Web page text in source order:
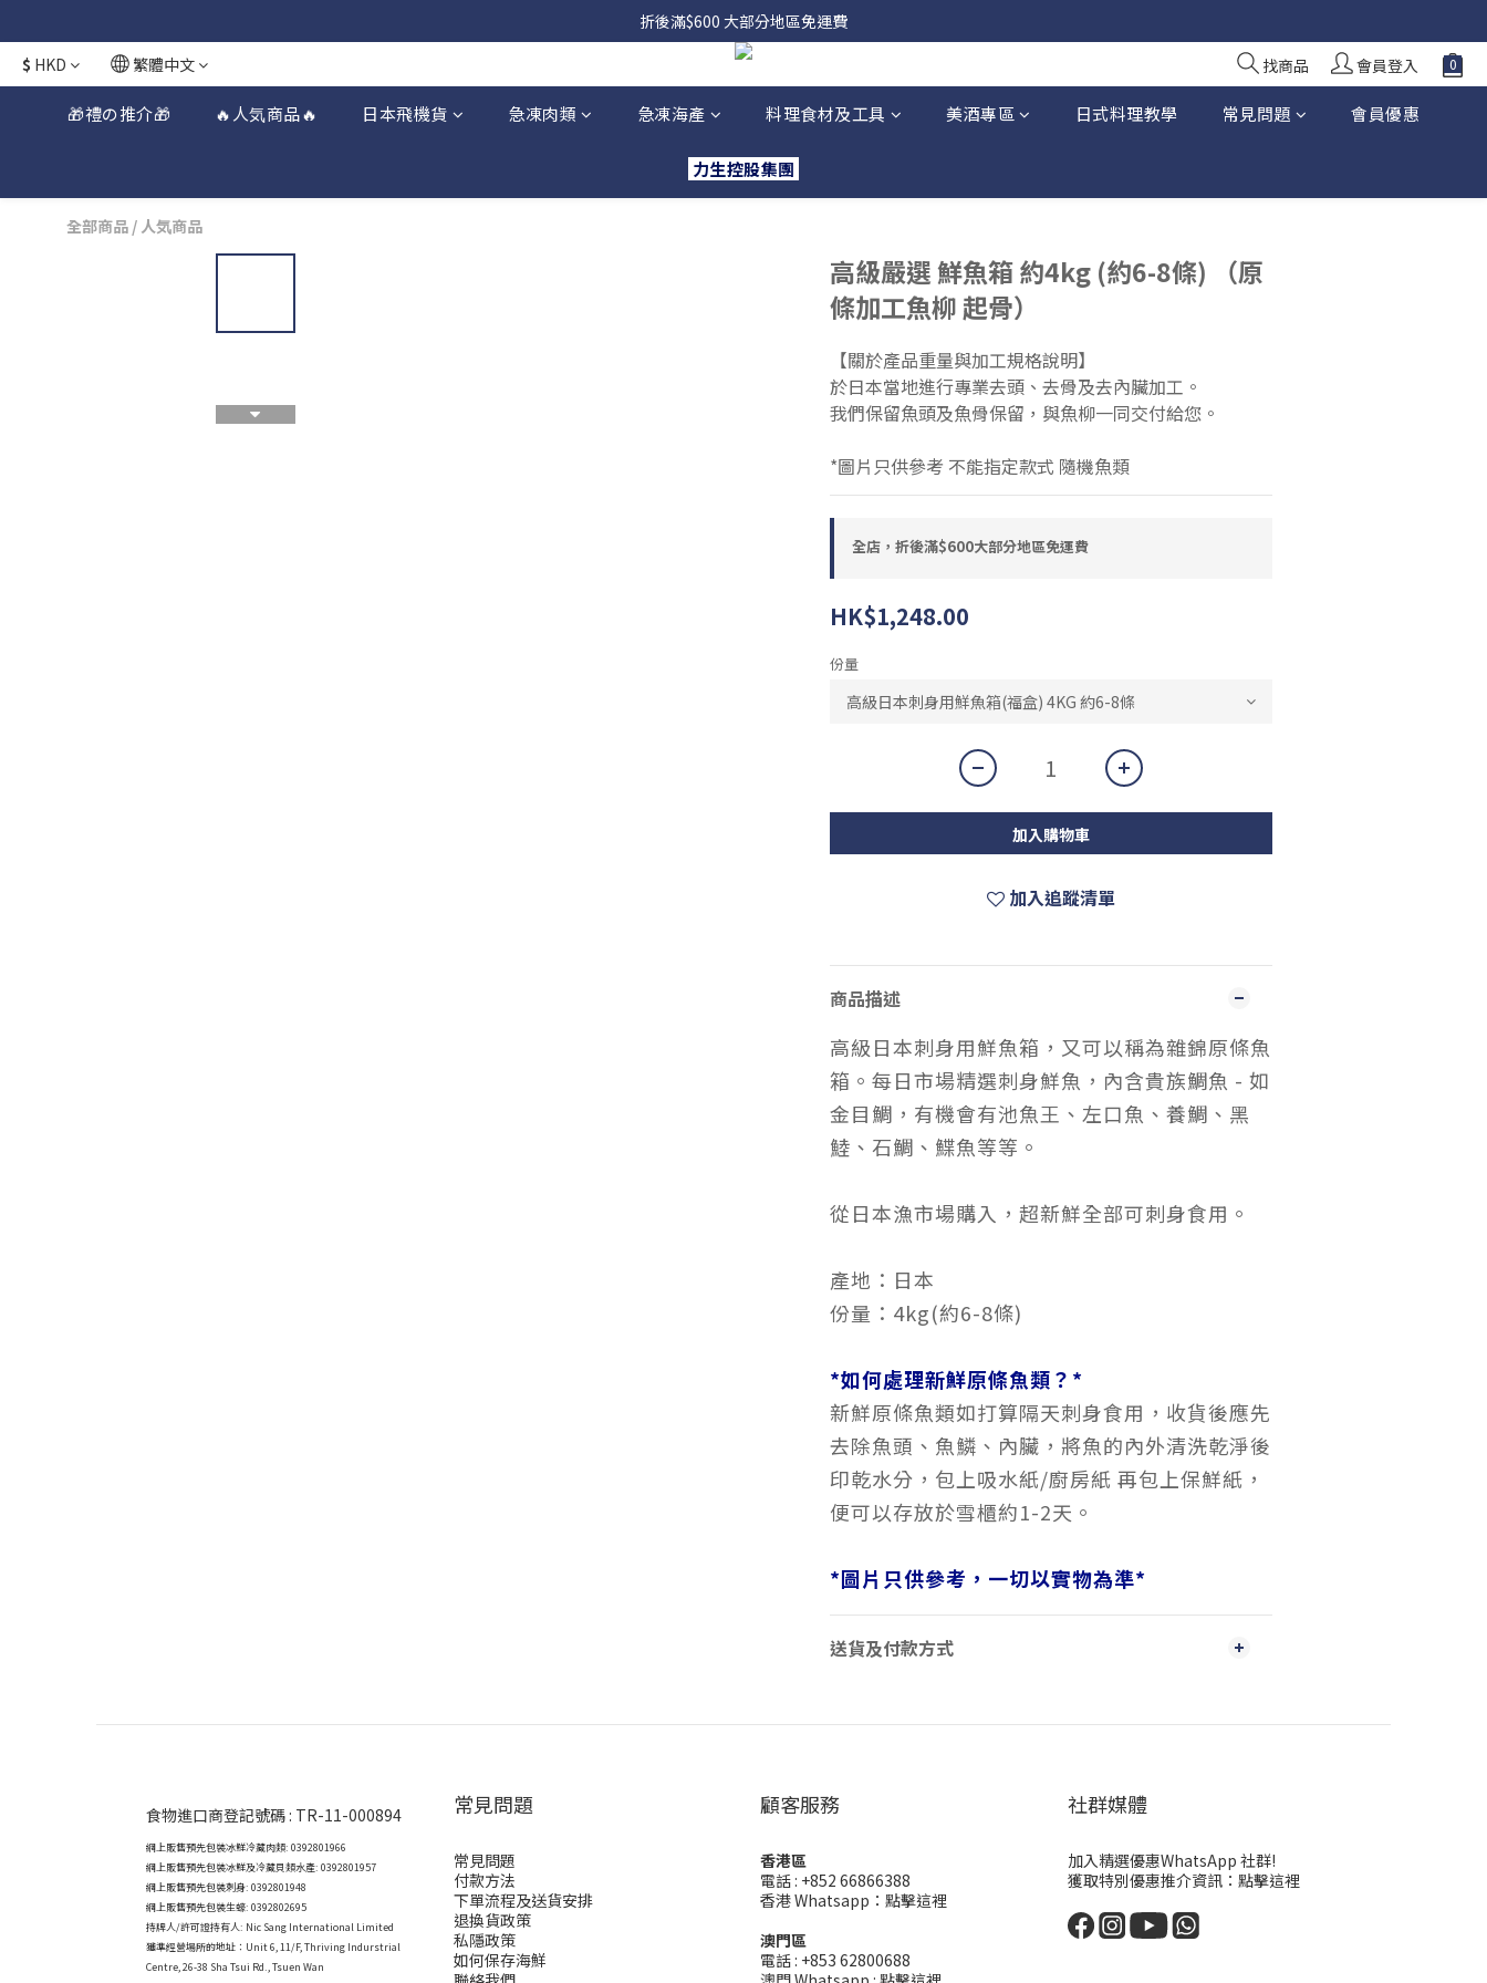
折後滿$600 大部分地區免運費
$ HKD 繁體中文 找商品 會員登入
🎁禮の推介🎁 🔥人気商品🔥 日本飛機貨 急凍肉類 急凍海產 料理食材及工具 美酒專區 日式料理教學 常見問題 會員優惠
力生控股集團
全部商品 / 人気商品
高級嚴選 鮮魚箱 約4kg (約6-8條) （原
條加工魚柳 起骨）
【關於產品重量與加工規格說明】
於日本當地進行專業去頭、去骨及去內臟加工。
我們保留魚頭及魚骨保留，與魚柳一同交付給您。
*圖片只供參考 不能指定款式 隨機魚類
全店，折後滿$600大部分地區免運費
HK$1,248.00
份量
加入購物車
加入追蹤清單
商品描述
高級日本刺身用鮮魚箱，又可以稱為雜錦原條魚
箱。每日市場精選刺身鮮魚，內含貴族鯛魚 - 如
金目鯛，有機會有池魚王、左口魚、養鯛、黑
鯥、石鯛、鰈魚等等。
從日本漁市場購入，超新鮮全部可刺身食用。
產地：日本
份量：4kg(約6-8條)
*如何處理新鮮原條魚類？*
新鮮原條魚類如打算隔天刺身食用，收貨後應先
去除魚頭、魚鱗、內臟，將魚的內外清洗乾淨後
印乾水分，包上吸水紙/廚房紙 再包上保鮮紙，
便可以存放於雪櫃約1-2天。
*圖片只供參考，一切以實物為準*
送貨及付款方式
食物進口商登記號碼 : TR-11-000894
網上販售預先包裝冰鮮冷藏肉類: 0392801966
網上販售預先包裝冰鮮及冷藏貝類水產: 0392801957
網上販售預先包裝刺身: 0392801948
網上販售預先包裝生蠔: 0392802695
持牌人/許可證持有人: Nic Sang International Limited
獲準經營場所的地址： Unit 6, 11/F, Thriving Indurstrial
Centre, 26-38 Sha Tsui Rd., Tsuen Wan
常見問題
常見問題
付款方法
下單流程及送貨安排
退換貨政策
私隱政策
如何保存海鮮
顧客服務
香港區
電話 : +852 66866388
香港 Whatsapp： 點擊這裡
澳門區
電話 : +853 62800688
社群媒體
加入精選優惠WhatsApp 社群!
獲取特別優惠推介資訊： 點擊這裡